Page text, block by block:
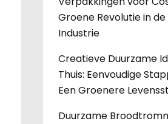
Groene Revolutie in
Industrie
Creatieve Duurzame
Thuis: Eenvoudige
Een Groenere
Duurzame